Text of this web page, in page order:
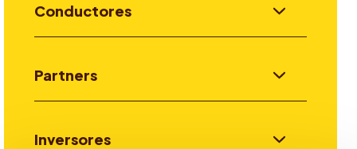
Conductores
Partners
Inversores